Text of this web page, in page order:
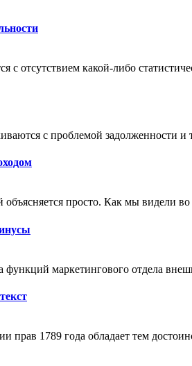
с отсутствием какой-либо
с проблемой задолженности и
просто. Как мы видели
функций маркетингового отдела
прав 1789 года обладает тем